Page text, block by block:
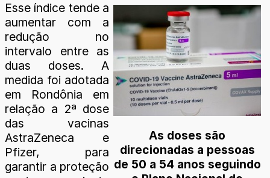
As doses são
direcionadas a pessoas
de 50 a 54 anos seguindo
Esse índice tende a
aumentar com a
redução no
intervalo entre as
duas doses. A
medida foi adotada
em Rondônia em
relação a 2ª dose
das vacinas
AstraZeneca e
Pfizer, para
garantir a proteção